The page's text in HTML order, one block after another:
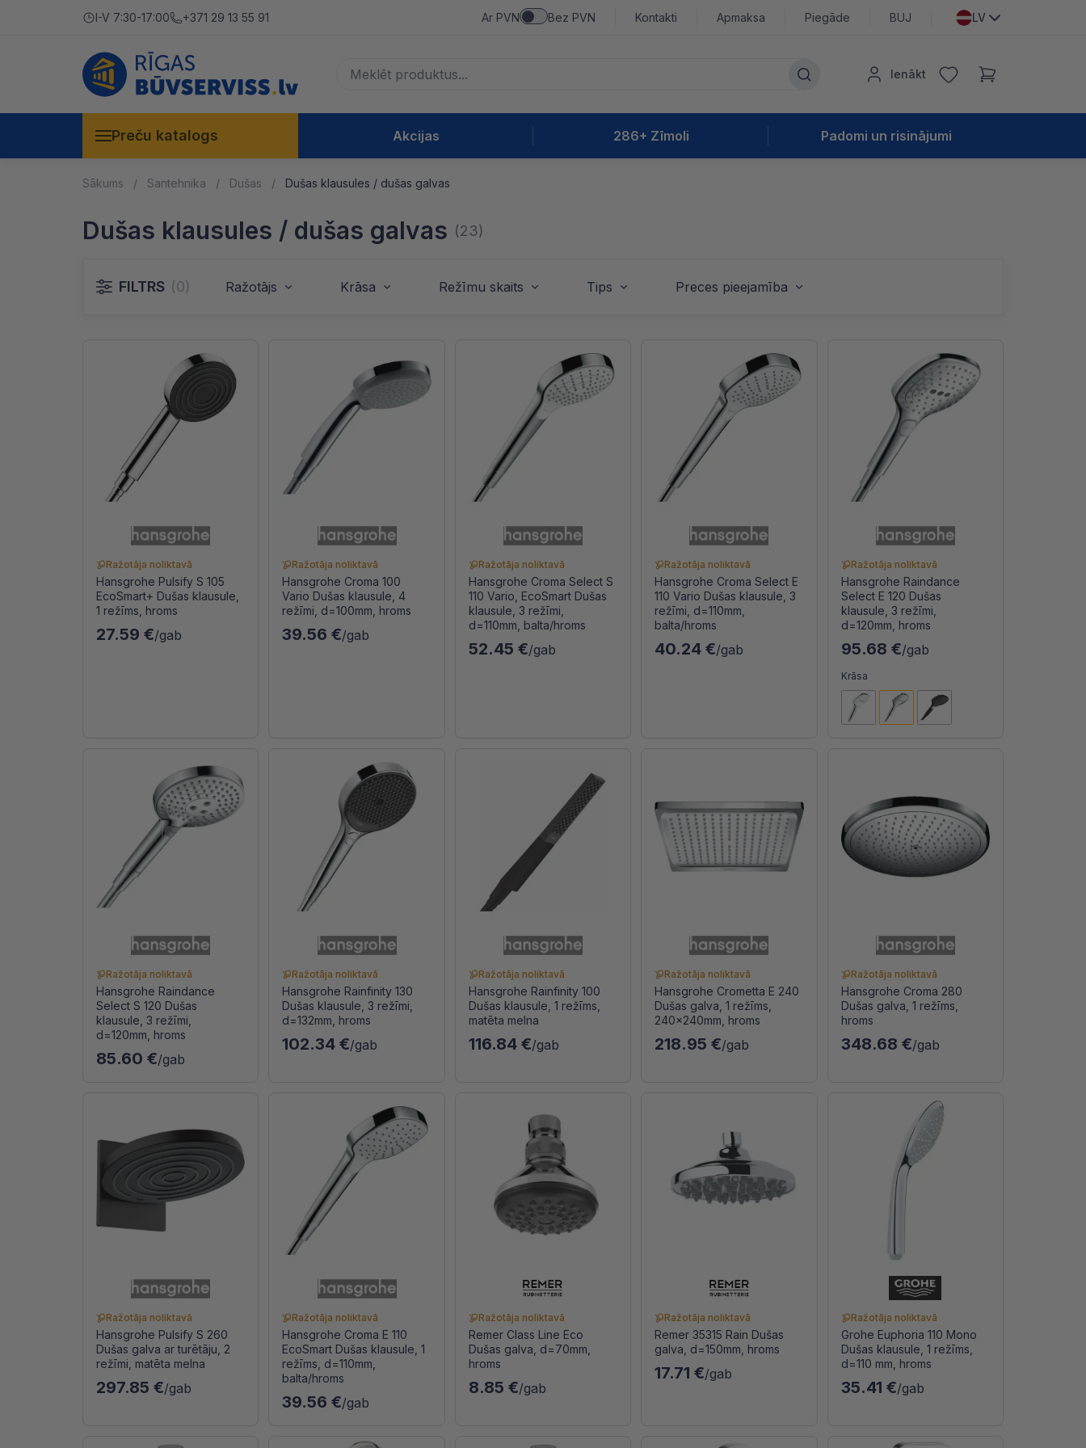
I-V 7:30-17:00 +371 29 13 55 91 Ar PVN Bez PVN Kontakti Apmaksa Piegāde BUJ LV
Ienākt
Preču katalogs Akcijas 286+ Zīmoli Padomi un risinājumi
Sākums Santehnika Dušas Dušas klausules / dušas galvas
Dušas klausules / dušas galvas (23)
FILTRS (0) Ražotājs Krāsa Režīmu skaits Tips Preces pieejamība
Ražotāja noliktavā
Hansgrohe Pulsify S 105
EcoSmart+ Dušas klausule,
1 režīms, hroms
27.59 €/gab
Ražotāja noliktavā
Hansgrohe Croma 100
Vario Dušas klausule, 4
režīmi, d=100mm, hroms
39.56 €/gab
Ražotāja noliktavā
Hansgrohe Croma Select S
110 Vario, EcoSmart Dušas
klausule, 3 režīmi,
d=110mm, balta/hroms
52.45 €/gab
Ražotāja noliktavā
Hansgrohe Croma Select E
110 Vario Dušas klausule, 3
režīmi, d=110mm,
balta/hroms
40.24 €/gab
Ražotāja noliktavā
Hansgrohe Raindance
Select E 120 Dušas
klausule, 3 režīmi,
d=120mm, hroms
95.68 €/gab
Krāsa
Ražotāja noliktavā
Hansgrohe Raindance
Select S 120 Dušas
klausule, 3 režīmi,
d=120mm, hroms
85.60 €/gab
Ražotāja noliktavā
Hansgrohe Rainfinity 130
Dušas klausule, 3 režīmi,
d=132mm, hroms
102.34 €/gab
Ražotāja noliktavā
Hansgrohe Rainfinity 100
Dušas klausule, 1 režīms,
matēta melna
116.84 €/gab
Ražotāja noliktavā
Hansgrohe Crometta E 240
Dušas galva, 1 režīms,
240x240mm, hroms
218.95 €/gab
Ražotāja noliktavā
Hansgrohe Croma 280
Dušas galva, 1 režīms,
hroms
348.68 €/gab
Ražotāja noliktavā
Hansgrohe Pulsify S 260
Dušas galva ar turētāju, 2
režīmi, matēta melna
297.85 €/gab
Ražotāja noliktavā
Hansgrohe Croma E 110
EcoSmart Dušas klausule, 1
režīms, d=110mm,
balta/hroms
39.56 €/gab
Ražotāja noliktavā
Remer Class Line Eco
Dušas galva, d=70mm,
hroms
8.85 €/gab
Ražotāja noliktavā
Remer 35315 Rain Dušas
galva, d=150mm, hroms
17.71 €/gab
Ražotāja noliktavā
Grohe Euphoria 110 Mono
Dušas klausule, 1 režīms,
d=110 mm, hroms
35.41 €/gab